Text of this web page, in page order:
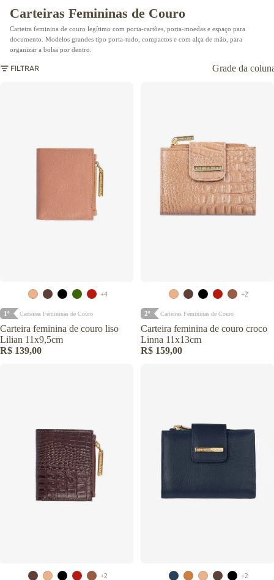
Carteiras Femininas de Couro
Carteira feminina de couro legítimo com porta-cartões, porta-moedas e espaço para
documento. Modelos grandes tipo porta-tudo, compactos e com alça de mão, para
organizar a bolsa por dentro.
FILTRAR Grade da
+4
1º Carteiras Femininas de Couro
Carteira feminina de couro liso
Lilian 11x9,5cm
R$ 139,00
+2
2º Carteiras Femininas de Couro
Carteira feminina de couro croco
Linna 11x13cm
R$ 159,00
+2 +2